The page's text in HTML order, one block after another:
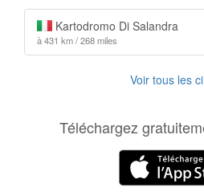
Kartodromo Di Salandra
à 431 km / 268 miles
Voir tous les
Téléchargez